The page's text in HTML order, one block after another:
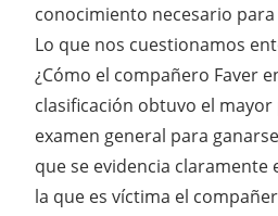
conocimiento necesario
Lo que nos cuestionamos
¿Cómo el compañero Faver
clasificación obtuvo el mayor
examen general para
que se evidencia claramente
la que es víctima el